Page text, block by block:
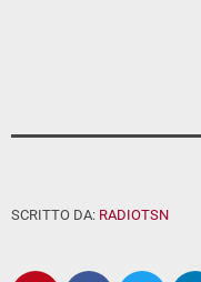
SCRITTO DA: RADIOTSN